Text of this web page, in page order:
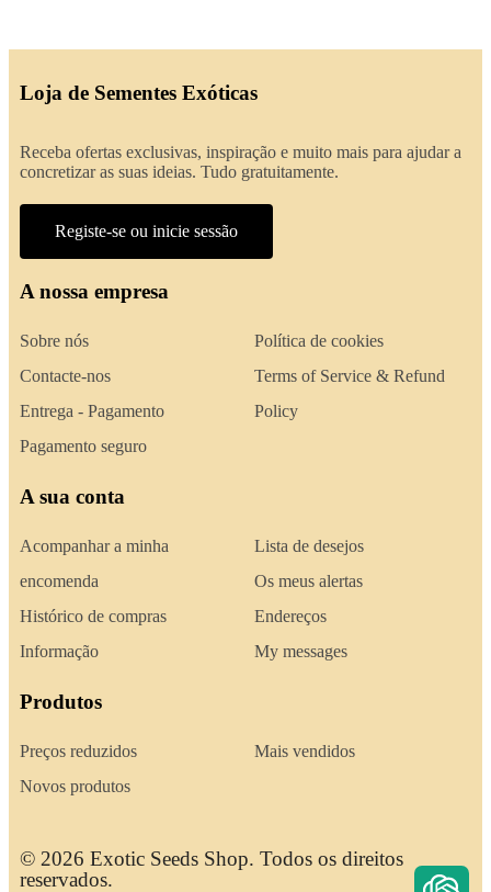
Loja de Sementes Exóticas
Receba ofertas exclusivas, inspiração e muito mais para ajudar a
concretizar as suas ideias. Tudo gratuitamente.
Registe-se ou inicie sessão
A nossa empresa
Sobre nós
Contacte-nos
Entrega - Pagamento
Pagamento seguro
Política de cookies
Terms of Service & Refund
Policy
A sua conta
Acompanhar a minha
encomenda
Histórico de compras
Informação
Lista de desejos
Os meus alertas
Endereços
My messages
Produtos
Preços reduzidos
Novos produtos
Mais vendidos
© 2026 Exotic Seeds Shop. Todos os direitos
reservados.